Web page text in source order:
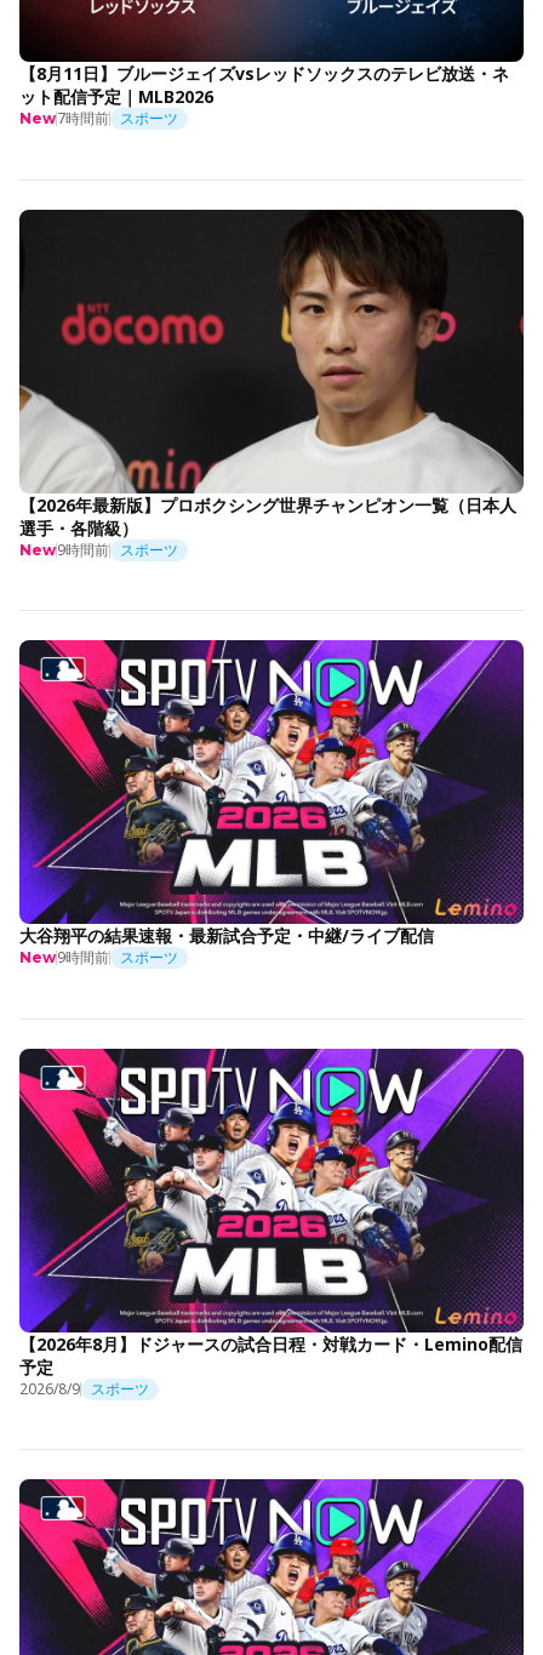
【8月11日】ブルージェイズvsレッドソックスのテレビ放送・ネ
ット配信予定｜MLB2026
New7時間前 スポーツ
【2026年最新版】プロボクシング世界チャンピオン一覧（日本人
選手・各階級）
New9時間前 スポーツ
大谷翔平の結果速報・最新試合予定・中継/ライブ配信
New9時間前 スポーツ
【2026年8月】ドジャースの試合日程・対戦カード・Lemino配信
予定
2026/8/9 スポーツ